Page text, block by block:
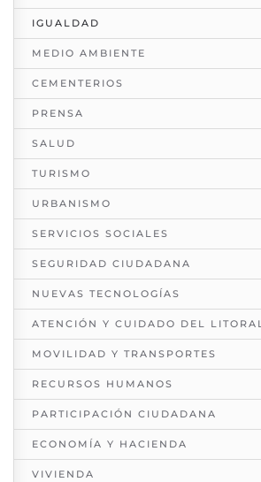
IGUALDAD
MEDIO AMBIENTE
CEMENTERIOS
PRENSA
SALUD
TURISMO
URBANISMO
SERVICIOS SOCIALES
SEGURIDAD CIUDADANA
NUEVAS TECNOLOGÍAS
ATENCIÓN Y CUIDADO DEL LITORAL
MOVILIDAD Y TRANSPORTES
RECURSOS HUMANOS
PARTICIPACIÓN CIUDADANA
ECONOMÍA Y HACIENDA
VIVIENDA